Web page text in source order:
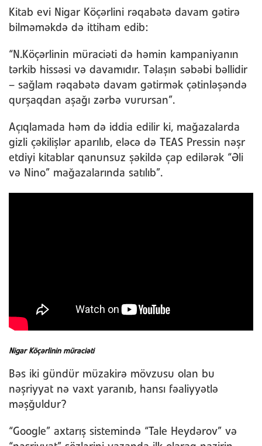
Kitab evi Nigar Köçərlini rəqabətə davam gətirə
bilməməkdə də ittiham edib:
“N.Köçərlinin müraciəti də həmin kampaniyanın
tərkib hissəsi və davamıdır. Təlaşın səbəbi bəllidir
– sağlam rəqabətə davam gətirmək çətinləşəndə
qurşaqdan aşağı zərbə vurursan”.
Açıqlamada həm də iddia edilir ki, mağazalarda
gizli çəkilişlər aparılıb, eləcə də TEAS Pressin nəşr
etdiyi kitablar qanunsuz şəkildə çap edilərək “Əli
və Nino” mağazalarında satılıb”.
Nigar Köçərlinin müraciəti
Bəs iki gündür müzakirə mövzusu olan bu
nəşriyyat nə vaxt yaranıb, hansı fəaliyyətlə
məşğuldur?
“Google” axtarış sistemində “Tale Heydərov” və